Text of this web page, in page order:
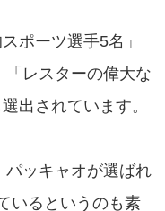
ポーツ選手5名」
「レスターの偉大な
出されています。
パッキャオが選ばれ
いるというのも素